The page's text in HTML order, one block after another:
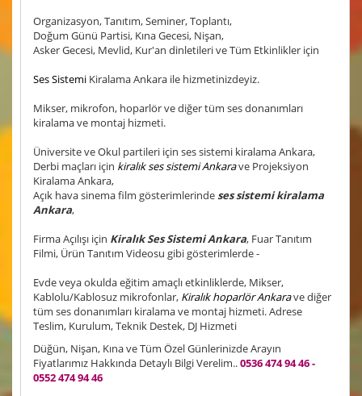
Organizasyon, Tanıtım, Seminer, Toplantı,
Doğum Günü Partisi, Kına Gecesi, Nişan,
Asker Gecesi, Mevlid, Kur'an dinletileri ve Tüm Etkinlikler için
Ses Sistemi Kiralama Ankara ile hizmetinizdeyiz.
Mikser, mikrofon, hoparlör ve diğer tüm ses donanımları
kiralama ve montaj hizmeti.
Üniversite ve Okul partileri için ses sistemi kiralama Ankara,
Derbi maçları için kiralık ses sistemi Ankarave Projeksiyon
Kiralama Ankara,
Açık hava sinema film gösterimlerindeses sistemi kiralama
Ankara,
Firma Açılışı için Kiralık Ses Sistemi Ankara, Fuar Tanıtım
Filmi, Ürün Tanıtım Videosu gibi gösterimlerde -
Evde veya okulda eğitim amaçlı etkinliklerde, Mikser,
Kablolu/Kablosuz mikrofonlar, Kiralık hoparlör Ankarave diğer
tüm ses donanımları kiralama ve montaj hizmeti. Adrese
Teslim, Kurulum, Teknik Destek, DJ Hizmeti
Düğün, Nişan, Kına ve Tüm Özel Günlerinizde Arayın
Fiyatlarımız Hakkında Detaylı Bilgi Verelim..0536 474 94 46 -
0552 474 94 46